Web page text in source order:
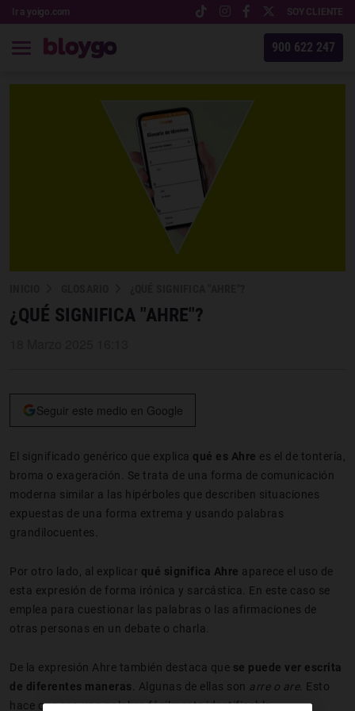
Ir a yoigo.com SOY CLIENTE
900 622 247
¿QUÉ SIGNIFICA "AHRE"?
Seguir este medio en Google
El significado genérico que explica qué es Ahre es el de tontería,
broma o exageración. Se trata de una forma de comunicación
moderna similar a las hipérboles que describen situaciones
expuestas de una forma extrema y usando palabras
grandilocuentes.
Por otro lado, al explicar qué significa Ahre aparece el uso de
esta expresión de forma irónica y sarcástica. En este caso se
emplea para cuestionar las palabras o las afirmaciones de
otras personas en un debate o charla.
De la expresión Ahre también destaca que se puede ver escrita
de diferentes maneras . Algunas de ellas son arre o are. Esto
hace que sea una palabra fácilmente identificable.